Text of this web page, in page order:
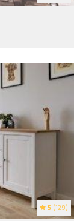
5 (129)